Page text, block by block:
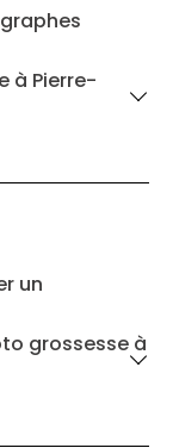
à Pierre-
un
grossesse à